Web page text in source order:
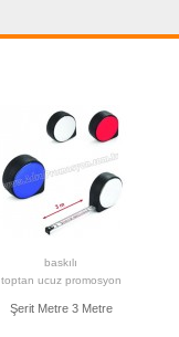
baskılı
toptan ucuz promosyon
Şerit Metre 3 Metre